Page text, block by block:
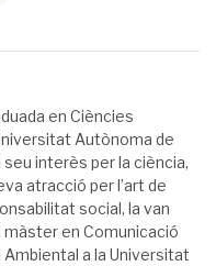
en Ciències
Autònoma de
seu interès per la ciència,
atracció per l’art de
social, la van
en Comunicació
a la Universitat